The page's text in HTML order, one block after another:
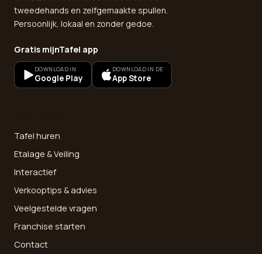
tweedehands en zelfgemaakte spullen.
Persoonlijk, lokaal en zonder gedoe.
Gratis mijnTafel app
DOWNLOAD IN
Google Play
DOWNLOAD IN DE
App Store
Tafel huren
Etalage & Veiling
Interactief
Verkooptips & advies
Veelgestelde vragen
Franchise starten
Contact